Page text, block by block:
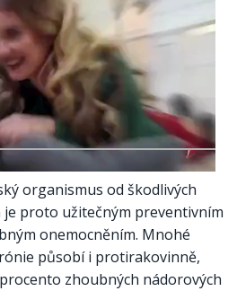
organismus od škodlivých
je proto užitečným preventivním
onemocněním. Mnohé
působí i protirakovinně,
zhoubných nádorových